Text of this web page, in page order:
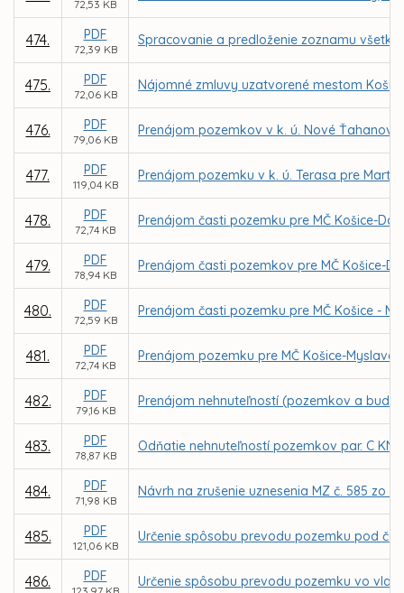
72,53 KB
474. PDF
72,39 KB
Spracovanie a predloženie zoznamu
475. PDF
72,06 KB
Nájomné zmluvy uzatvorené mestom
476. PDF
79,06 KB
Prenájom pozemkov v k. ú. Nové
477. PDF
119,04 KB
Prenájom pozemku v k. ú. Terasa pre
478. PDF
72,74 KB
Prenájom časti pozemku pre MČ Košice-
479. PDF
78,94 KB
Prenájom časti pozemkov pre MČ Košice-
480. PDF
72,59 KB
Prenájom časti pozemku pre MČ Košice -
481. PDF
72,74 KB
Prenájom pozemku pre MČ Košice-
482. PDF
79,16 KB
Prenájom nehnuteľností (pozemkov a
483. PDF
78,87 KB
Odňatie nehnuteľností pozemkov par. C KN
484. PDF
71,98 KB
Návrh na zrušenie uznesenia MZ č. 585 zo
485. PDF
121,06 KB
Určenie spôsobu prevodu pozemku pod
486. PDF Určenie spôsobu prevodu pozemku vo